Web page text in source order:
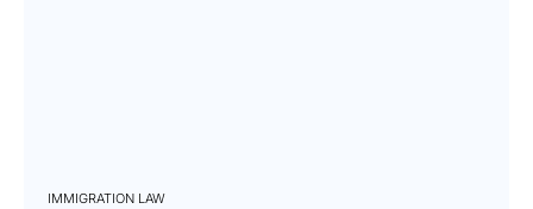
IMMIGRATION LAW